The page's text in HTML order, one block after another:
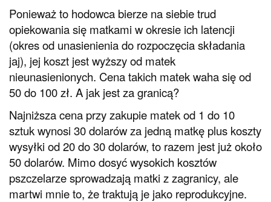
Ponieważ to hodowca bierze na siebie trud
opiekowania się matkami w okresie ich latencji
(okres od unasienienia do rozpoczęcia składania
jaj), jej koszt jest wyższy od matek
nieunasienionych. Cena takich matek waha się od
50 do 100 zł. A jak jest za granicą?
Najniższa cena przy zakupie matek od 1 do 10
sztuk wynosi 30 dolarów za jedną matkę plus koszty
wysyłki od 20 do 30 dolarów, to razem jest już około
50 dolarów. Mimo dosyć wysokich kosztów
pszczelarze sprowadzają matki z zagranicy, ale
martwi mnie to, że traktują je jako reprodukcyjne.